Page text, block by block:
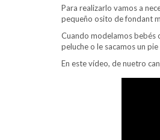
Para realizarlo vamos a
pequeño osito de fondant
Cuando modelamos bebés
peluche o le sacamos un
En este vídeo, de nuetro